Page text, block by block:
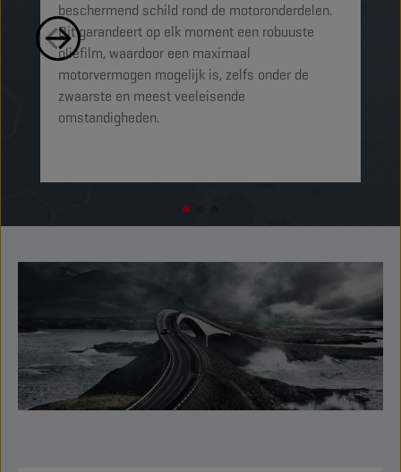
beschermend schild rond de motoronderdelen.
Dit garandeert op elk moment een robuuste
oliefilm, waardoor een maximaal
motorvermogen mogelijk is, zelfs onder de
zwaarste en meest veeleisende
omstandigheden.